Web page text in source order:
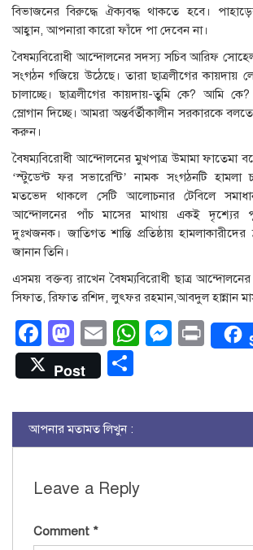
বিভাজনের বিরুদ্ধে ঐক্যবদ্ধ থাকতে হবে।
আহ্বান, আপনারা কারো ফাঁদে পা দেবেন না।
বৈষম্যবিরোধী আন্দোলনের সদস্য সচিব আরিফ
সংগঠন গজিয়ে উঠেছে। তারা ছাত্রলীগের
চালাচ্ছে। ছাত্রলীগের কায়দায়-তুমি কে? আমি কে?
স্লোগান দিচ্ছে। আমরা অন্তর্বর্তীকালীন সরকারকে
করুন।
বৈষম্যবিরোধী আন্দোলনের মুখপাত্র উমামা ফাতেমা
‘স্টুডেন্ট ফর সভারেন্টি’ নামক সংগঠনটি হামলা
মতভেদ থাকলে সেটি আলোচনার টেবিলে
আন্দোলনের পাঁচ মাসের মাথায় একই দৃশ্যের
দুঃখজনক। জাতিগত শান্তি প্রতিষ্ঠায়
জানান তিনি।
এসময় বক্তব্য রাখেন বৈষম্যবিরোধী ছাত্র আন্দোলনের
সিফাত, রিফাত রশিদ, লুৎফর রহমান,আবদুল হান্নান
Facebook
Mastodon
Email
Post
আপনার মতামত লিখুন :
Leave a Reply
Comment *